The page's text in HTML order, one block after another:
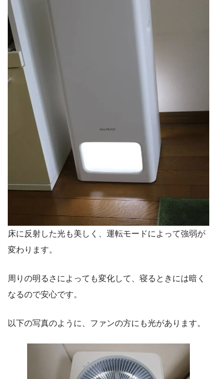
床に反射した光も美しく、運転モードによって強弱が
変わります。
周りの明るさによっても変化して、寝るときには暗く
なるので安心です。
以下の写真のように、ファンの方にも光があります。